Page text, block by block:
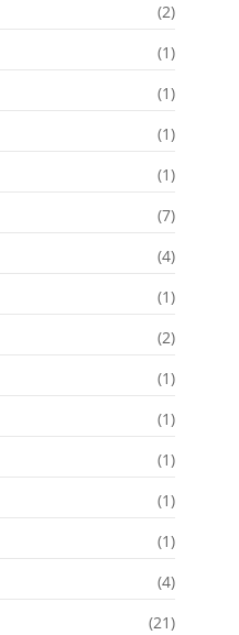
(2)
(1)
(1)
(1)
(1)
(7)
(4)
(1)
(2)
(1)
(1)
(1)
(1)
(1)
(4)
(21)